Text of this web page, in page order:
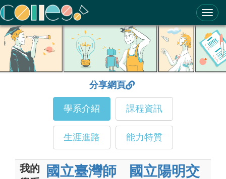
ColleGo! 大學選才與高中育才輔助系統
分享網頁
學系介紹 課程資訊
生涯進路 能力特質
我的
國立臺灣師
國立陽明交